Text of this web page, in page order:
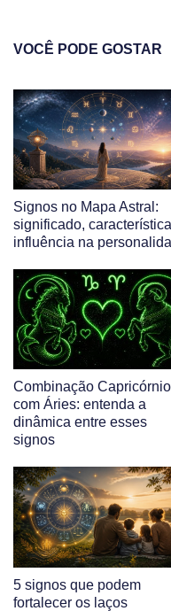
VOCÊ PODE GOSTAR
Signos no Mapa Astral:
significado,
influência na
Combinação Capricórnio
com Áries: entenda a
dinâmica entre esses
signos
5 signos que podem
fortalecer os laços